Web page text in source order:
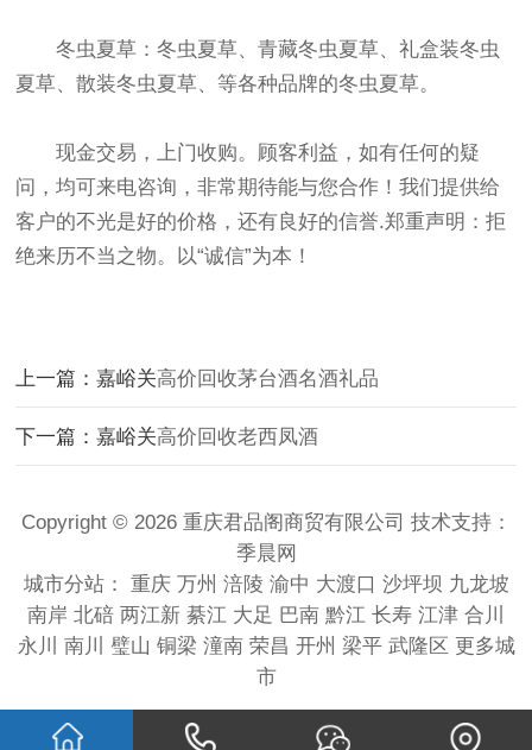
冬虫夏草：冬虫夏草、青藏冬虫夏草、礼盒装冬虫
夏草、散装冬虫夏草、等各种品牌的冬虫夏草。
现金交易，上门收购。顾客利益，如有任何的疑
问，均可来电咨询，非常期待能与您合作！我们提供给
客户的不光是好的价格，还有良好的信誉.郑重声明：拒
绝来历不当之物。以“诚信”为本！
上一篇：嘉峪关高价回收茅台酒名酒礼品
下一篇：嘉峪关高价回收老西凤酒
Copyright © 2026 重庆君品阁商贸有限公司 技术支持：
季晨网
城市分站： 重庆 万州 涪陵 渝中 大渡口 沙坪坝 九龙坡
南岸 北碚 两江新 綦江 大足 巴南 黔江 长寿 江津 合川
永川
南川 璧山 铜梁 潼南 荣昌 开州 梁平 武隆区 更多城
市